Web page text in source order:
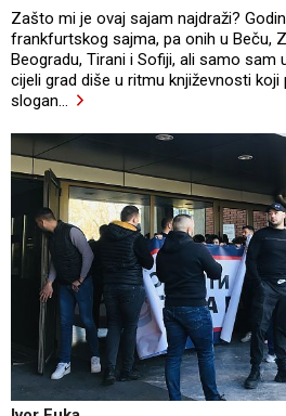
Zašto mi je ovaj sajam najdraži?
frankfurtskog sajma, pa onih u Beču,
Beogradu, Tirani i Sofiji, ali samo sam
cijeli grad diše u ritmu književnosti koji
slogan…